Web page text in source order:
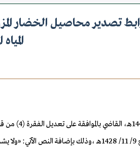
تصدير محاصيل الخضار
إشارة إلى
المملكة، الموافق عليها بقرار مجلس الوزراء رقم